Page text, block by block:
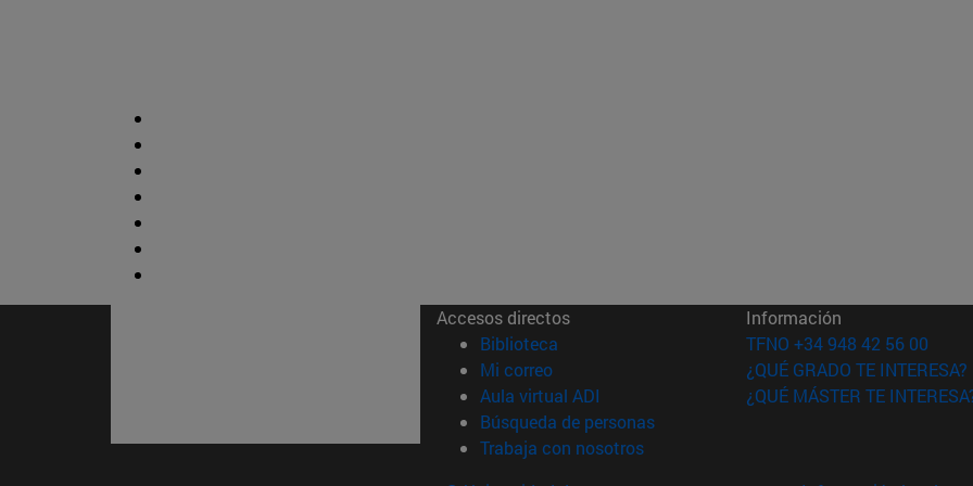
Accesos directos
Biblioteca (abre en nueva ventana)
Mi correo(abre en nueva ventana)
Aula virtual ADI (abre en nueva ventana)
Búsqueda de personas(abre en nueva ventana)
Trabaja con nosotros(abre en nueva ventana)
Información
TFNO +34 948 42 56 00
¿QUÉ GRADO TE INTERESA?
¿QUÉ MÁSTER TE